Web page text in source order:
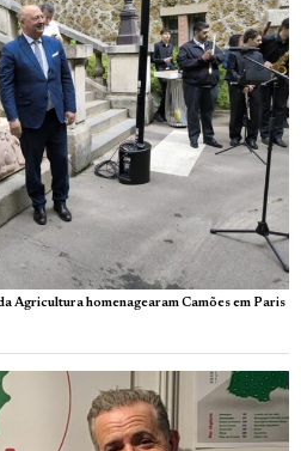
Agricultura homenagearam Camões em Paris